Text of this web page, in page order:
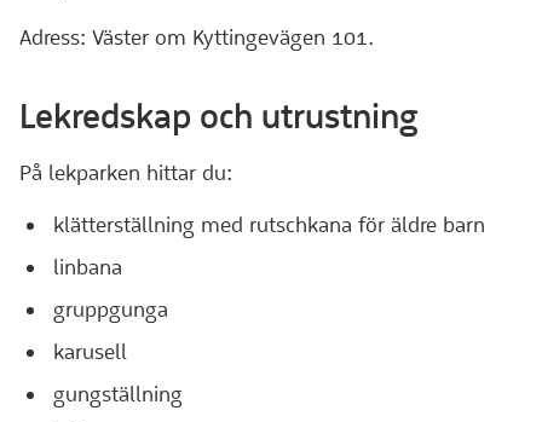
Adress: Väster om Kyttingevägen 101.
Lekredskap och utrustning
På lekparken hittar du:
klätterställning med rutschkana för äldre barn
linbana
gruppgunga
karusell
gungställning